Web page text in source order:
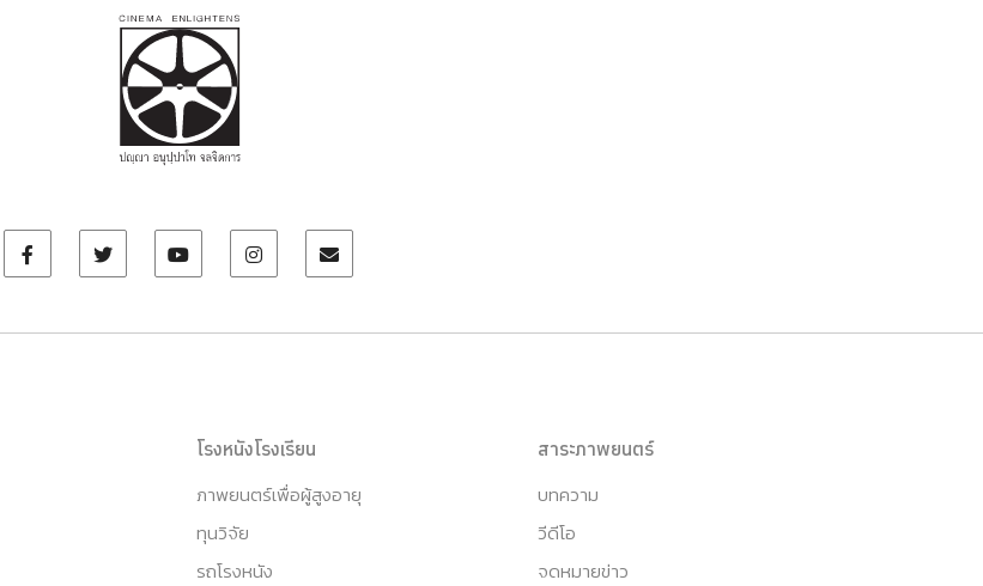
โรงหนังโรงเรียน
ภาพยนตร์เพื่อผู้สูงอายุ
ทุนวิจัย
รถโรงหนัง
สาระภาพยนตร์
บทความ
วีดีโอ
จดหมายข่าว